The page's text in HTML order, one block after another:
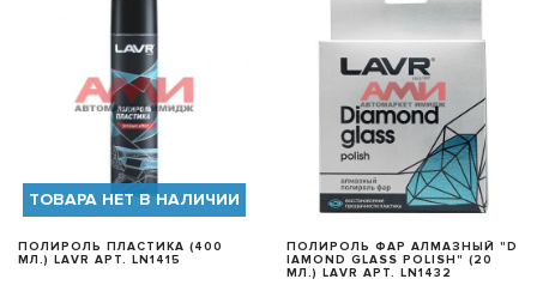
БЫСТРЫЙ ПРОСМОТР
ТОВАРА НЕТ В НАЛИЧИИ
ПОЛИРОЛЬ ПЛАСТИКА (400
МЛ.) LAVR АРТ. LN1415
БЫСТРЫЙ ПРОСМОТР
ПОЛИРОЛЬ ФАР АЛМАЗНЫЙ "D
IAMOND GLASS POLISH" (20
МЛ.) LAVR АРТ. LN1432